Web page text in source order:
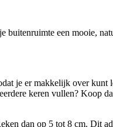
buitenruimte een mooie,
je er makkelijk over
keren vullen? Koop
dan op 5 tot 8 cm. Dit